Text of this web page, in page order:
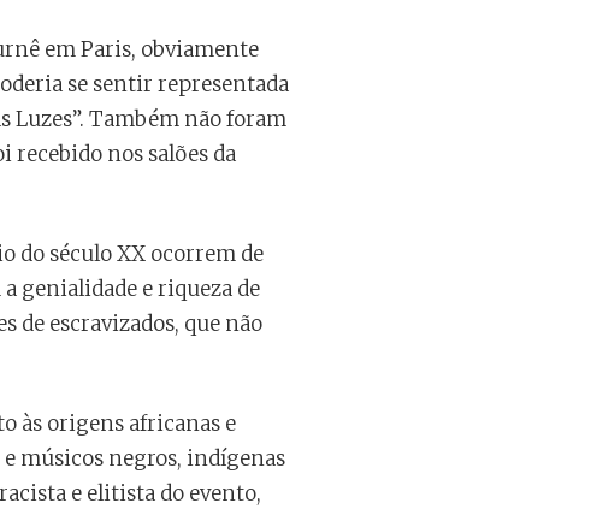
em Paris, obviamente
se sentir representada
Luzes”. Também não foram
recebido nos salões da
do século XX ocorrem de
genialidade e riqueza de
de escravizados, que não
às origens africanas e
músicos negros, indígenas
e elitista do evento,